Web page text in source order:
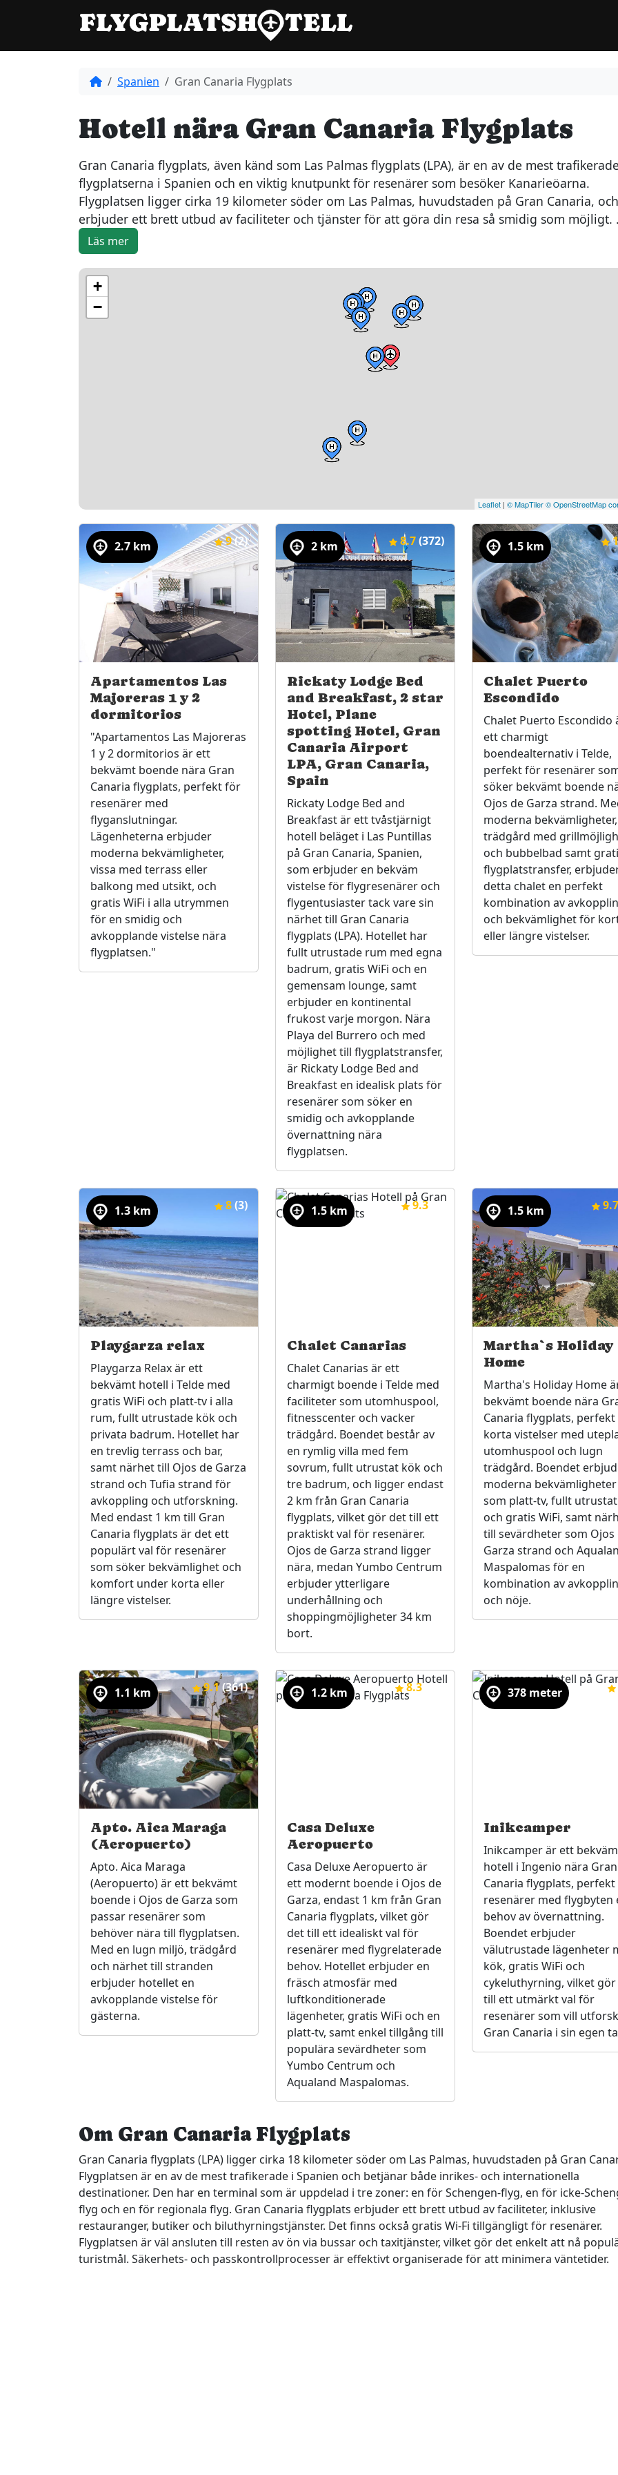
Spanien Gran Canaria Flygplats
Hotell nära Gran Canaria Flygplats
Gran Canaria flygplats, även känd som Las Palmas flygplats (LPA), är en av de mest trafikerade
flygplatserna i Spanien och en viktig knutpunkt för resenärer som besöker Kanarieöarna.
Flygplatsen ligger cirka 19 kilometer söder om Las Palmas, huvudstaden på Gran Canaria, och
erbjuder ett brett utbud av faciliteter och tjänster för att göra din resa så smidig som möjligt.
Läs mer
+
−
Leaflet | © MapTiler© OpenStreetMap
2.7 km 9(2)
Apartamentos Las
Majoreras 1 y 2
dormitorios
"Apartamentos Las Majoreras
1 y 2 dormitorios är ett
bekvämt boende nära Gran
Canaria flygplats, perfekt för
resenärer med
flyganslutningar.
Lägenheterna erbjuder
moderna bekvämligheter,
vissa med terrass eller
balkong med utsikt, och
gratis WiFi i alla utrymmen
för en smidig och
avkopplande vistelse nära
flygplatsen."
2 km 8.7(372)
Rickaty Lodge Bed
and Breakfast, 2 star
Hotel, Plane
spotting Hotel, Gran
Canaria Airport
LPA, Gran Canaria,
Spain
Rickaty Lodge Bed and
Breakfast är ett tvåstjärnigt
hotell beläget i Las Puntillas
på Gran Canaria, Spanien,
som erbjuder en bekväm
vistelse för flygresenärer och
flygentusiaster tack vare sin
närhet till Gran Canaria
flygplats (LPA). Hotellet har
fullt utrustade rum med egna
badrum, gratis WiFi och en
gemensam lounge, samt
erbjuder en kontinental
frukost varje morgon. Nära
Playa del Burrero och med
möjlighet till flygplatstransfer,
är Rickaty Lodge Bed and
Breakfast en idealisk plats för
resenärer som söker en
smidig och avkopplande
övernattning nära
flygplatsen.
1.5 km
Chalet Puerto
Escondido
Chalet Puerto Escondido
ett charmigt
boendealternativ i Telde,
perfekt för resenärer
söker bekvämt boende
Ojos de Garza strand.
moderna bekvämligheter,
trädgård med
och bubbelbad samt
flygplatstransfer,
detta chalet en perfekt
kombination av
och bekvämlighet för
eller längre vistelser.
1.3 km 8(3)
Playgarza relax
Playgarza Relax är ett
bekvämt hotell i Telde med
gratis WiFi och platt-tv i alla
rum, fullt utrustade kök och
privata badrum. Hotellet har
en trevlig terrass och bar,
samt närhet till Ojos de Garza
strand och Tufia strand för
avkoppling och utforskning.
Med endast 1 km till Gran
Canaria flygplats är det ett
populärt val för resenärer
som söker bekvämlighet och
komfort under korta eller
längre vistelser.
1.5 km 9.3(8)
Chalet Canarias
Chalet Canarias är ett
charmigt boende i Telde med
faciliteter som utomhuspool,
fitnesscenter och vacker
trädgård. Boendet består av
en rymlig villa med fem
sovrum, fullt utrustat kök och
tre badrum, och ligger endast
2 km från Gran Canaria
flygplats, vilket gör det till ett
praktiskt val för resenärer.
Ojos de Garza strand ligger
nära, medan Yumbo Centrum
erbjuder ytterligare
underhållning och
shoppingmöjligheter 34 km
bort.
1.5 km 9.7
Martha`s Holiday
Home
Martha's Holiday Home
bekvämt boende nära
Canaria flygplats,
korta vistelser med
utomhuspool och lugn
trädgård. Boendet
moderna bekvämligheter
som platt-tv, fullt
och gratis WiFi, samt
till sevärdheter som Ojos
Garza strand och
Maspalomas för en
kombination av
och nöje.
1.1 km 9.1(361)
Apto. Aica Maraga
(Aeropuerto)
Apto. Aica Maraga
(Aeropuerto) är ett bekvämt
boende i Ojos de Garza som
passar resenärer som
behöver nära till flygplatsen.
Med en lugn miljö, trädgård
och närhet till stranden
erbjuder hotellet en
avkopplande vistelse för
gästerna.
1.2 km 8.3 (21)
Casa Deluxe
Aeropuerto
Casa Deluxe Aeropuerto är
ett modernt boende i Ojos de
Garza, endast 1 km från Gran
Canaria flygplats, vilket gör
det till ett idealiskt val för
resenärer med flygrelaterade
behov. Hotellet erbjuder en
fräsch atmosfär med
luftkonditionerade
lägenheter, gratis WiFi och en
platt-tv, samt enkel tillgång till
populära sevärdheter som
Yumbo Centrum och
Aqualand Maspalomas.
378 meter
Inikcamper
Inikcamper är ett
hotell i Ingenio nära Gran
Canaria flygplats,
resenärer med flygbyten
behov av övernattning.
Boendet erbjuder
välutrustade lägenheter
kök, gratis WiFi och
cykeluthyrning, vilket
till ett utmärkt val för
resenärer som vill
Gran Canaria i sin egen
Om Gran Canaria Flygplats
Gran Canaria flygplats (LPA) ligger cirka 18 kilometer söder om Las Palmas, huvudstaden på Gran
Flygplatsen är en av de mest trafikerade i Spanien och betjänar både inrikes- och internationella
destinationer. Den har en terminal som är uppdelad i tre zoner: en för Schengen-flyg, en för icke-
flyg och en för regionala flyg. Gran Canaria flygplats erbjuder ett brett utbud av faciliteter, inklusive
restauranger, butiker och biluthyrningstjänster. Det finns också gratis Wi-Fi tillgängligt för resenärer.
Flygplatsen är väl ansluten till resten av ön via bussar och taxitjänster, vilket gör det enkelt att nå
turistmål. Säkerhets- och passkontrollprocesser är effektivt organiserade för att minimera väntetider.